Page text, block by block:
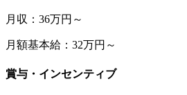
月収：36万円～
月額基本給：32万円～
賞与・インセンティブ